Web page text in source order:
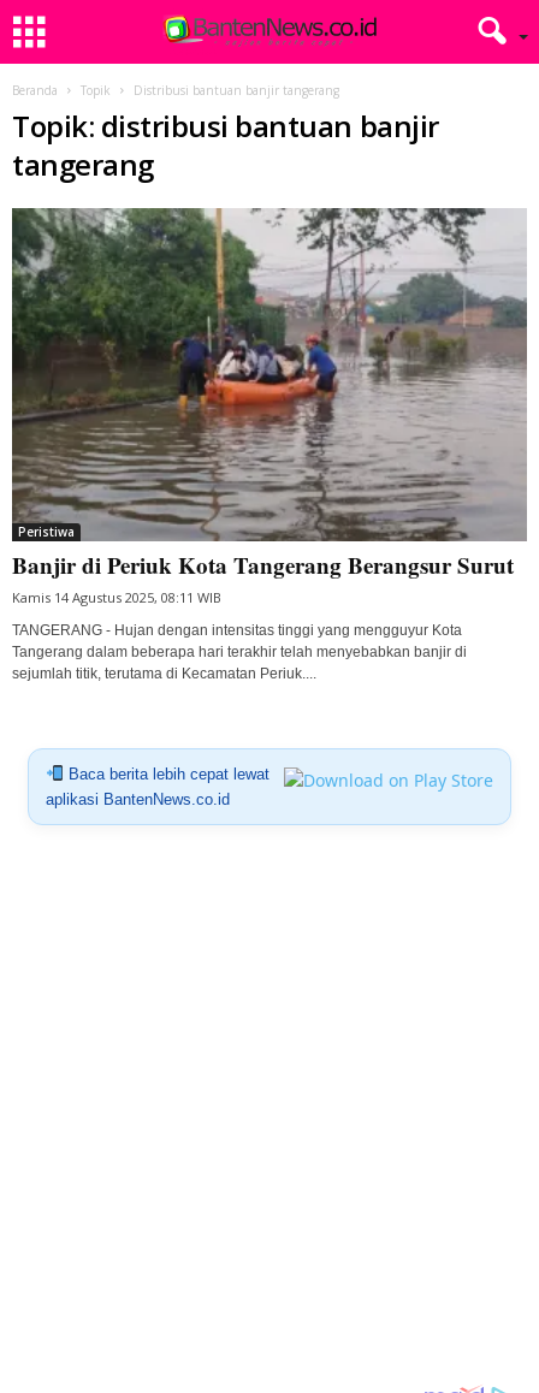
Beranda Topik Distribusi bantuan banjir tangerang
Topik: distribusi bantuan banjir
tangerang
Peristiwa
Banjir di Periuk Kota Tangerang Berangsur Surut
Kamis 14 Agustus 2025, 08:11 WIB
TANGERANG - Hujan dengan intensitas tinggi yang mengguyur Kota
Tangerang dalam beberapa hari terakhir telah menyebabkan banjir di
sejumlah titik, terutama di Kecamatan Periuk....
Baca berita lebih cepat lewat
aplikasi BantenNews.co.id